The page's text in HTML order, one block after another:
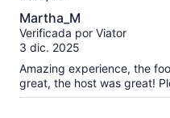
a few bites. The restaurant
food/western' techniques
everything two plates at a
their hands rather than
the whole group took
us fed. They could improve
10.0
de
10
Martha_M
Verificada por Viator
3 dic. 2025
Amazing experience, the
great, the host was great!